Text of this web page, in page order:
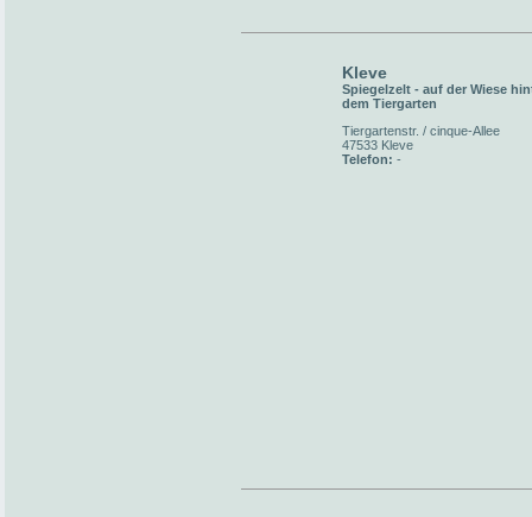
Kleve
Spiegelzelt - auf der Wiese
dem Tiergarten
Tiergartenstr. / cinque-Allee
47533 Kleve
Telefon: -